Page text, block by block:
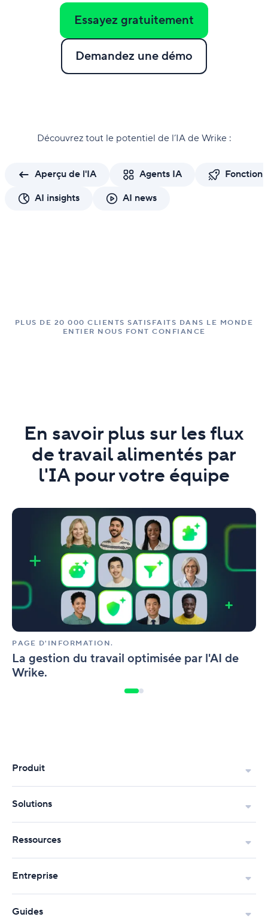
Essayez gratuitement
Demandez une démo
Découvrez tout le potentiel de l’IA de Wrike :
Aperçu de l'IA Agents IA
AI insights
AI news
PLUS DE 20 000 CLIENTS SATISFAITS DANS LE MONDE
ENTIER NOUS FONT CONFIANCE
En savoir plus sur les flux
de travail alimentés par
l'IA pour votre équipe
PAGE D'INFORMATION.
La gestion du travail optimisée par l'AI de
Wrike.
La
optimisée
l'AI
Wrike.
Produit
Solutions
Ressources
Entreprise
Guides